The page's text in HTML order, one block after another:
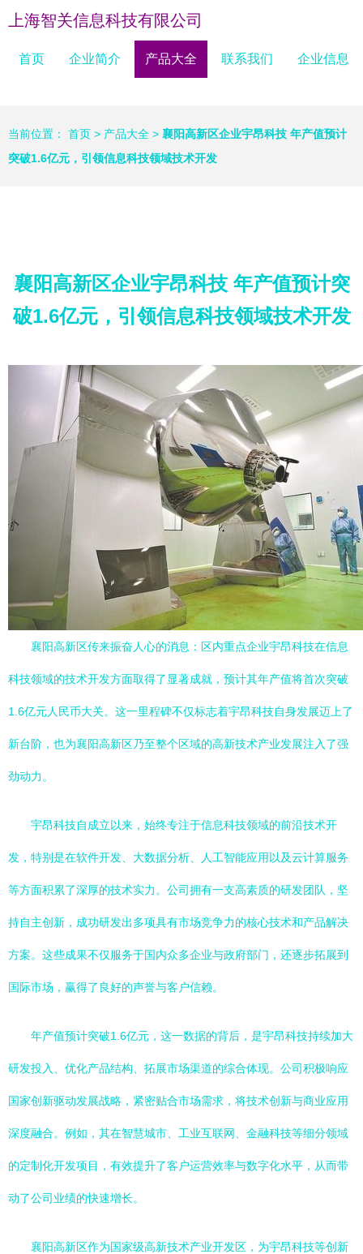
上海智关信息科技有限公司
首页 企业简介 产品大全 联系我们 企业信息
当前位置： 首页 > 产品大全 > 襄阳高新区企业宇昂科技 年产值预计
突破1.6亿元，引领信息科技领域技术开发
襄阳高新区企业宇昂科技 年产值预计突
破1.6亿元，引领信息科技领域技术开发
襄阳高新区传来振奋人心的消息：区内重点企业宇昂科技在信息
科技领域的技术开发方面取得了显著成就，预计其年产值将首次突破
1.6亿元人民币大关。这一里程碑不仅标志着宇昂科技自身发展迈上了
新台阶，也为襄阳高新区乃至整个区域的高新技术产业发展注入了强
劲动力。
宇昂科技自成立以来，始终专注于信息科技领域的前沿技术开
发，特别是在软件开发、大数据分析、人工智能应用以及云计算服务
等方面积累了深厚的技术实力。公司拥有一支高素质的研发团队，坚
持自主创新，成功研发出多项具有市场竞争力的核心技术和产品解决
方案。这些成果不仅服务于国内众多企业与政府部门，还逐步拓展到
国际市场，赢得了良好的声誉与客户信赖。
年产值预计突破1.6亿元，这一数据的背后，是宇昂科技持续加大
研发投入、优化产品结构、拓展市场渠道的综合体现。公司积极响应
国家创新驱动发展战略，紧密贴合市场需求，将技术创新与商业应用
深度融合。例如，其在智慧城市、工业互联网、金融科技等细分领域
的定制化开发项目，有效提升了客户运营效率与数字化水平，从而带
动了公司业绩的快速增长。
襄阳高新区作为国家级高新技术产业开发区，为宇昂科技等创新